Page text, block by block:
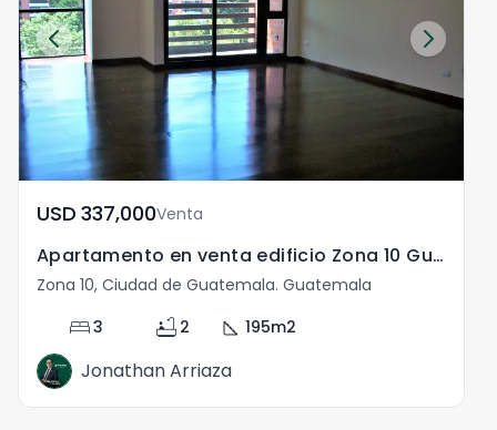
USD	337,000Venta
Apartamento en venta edificio Zona 10 Guatemala
Zona 10, Ciudad de Guatemala. Guatemala
bed3 bathtub 2 square_foot 195m2
Jonathan Arriaza